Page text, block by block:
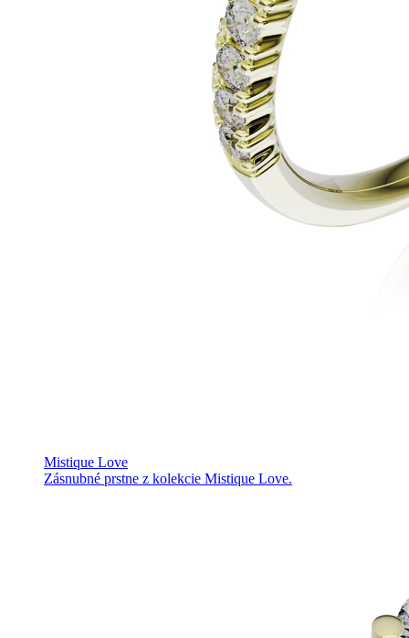
Mistique Love
Zásnubné prstne z kolekcie Mistique Love.